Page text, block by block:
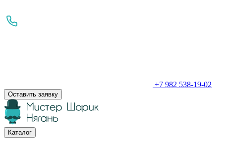
+7 982 538-19-02
Оставить заявку
Каталог